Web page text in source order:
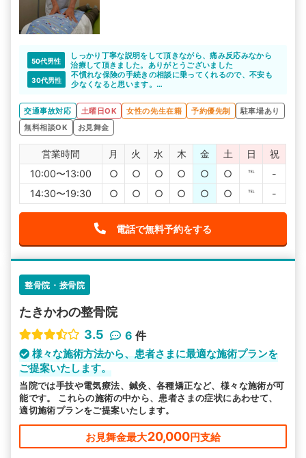
50代男性
しっかり丁寧な説明をして頂きながら、痛み反応みなから
治療して頂きました。ありがとうございました
30代男性
不慣れな保険の手続きの相談に乗ってくれるので、不安も
少なくなると思います。
きますよね。
交通事故対応 土曜日OK 女性の先生在籍 予約優先制
駐車場あり
無料相談OK
お見舞金
営業時間 月 火 水 木 金 土 日
祝
10:00〜13:00
○ ○ ○ ○ ○ ○ ℡
-
14:30〜19:30
○ ○ ○ ○ ○ ○ ℡ -
電話で無料予約をする
整骨院・接骨院
たきかわの整骨院
3.5
6 件
様々な施術方法から、患者さまに最適な施術プランを
ご提案いたします。
当院では手技や電気療法、鍼灸、各種矯正など、様々な施術が可
能です。 これらの施術の中から、患者さまの症状にあわせて、
適切施術プランをご提案いたします。
お見舞金最大20,000円支給